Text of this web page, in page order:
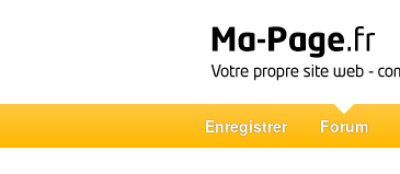
Enregistrer Forum